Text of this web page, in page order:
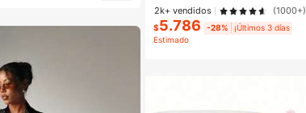
2k+ vendidos
(1000+)
$5.786 -28%
¡Últimos 3 días
Estimado